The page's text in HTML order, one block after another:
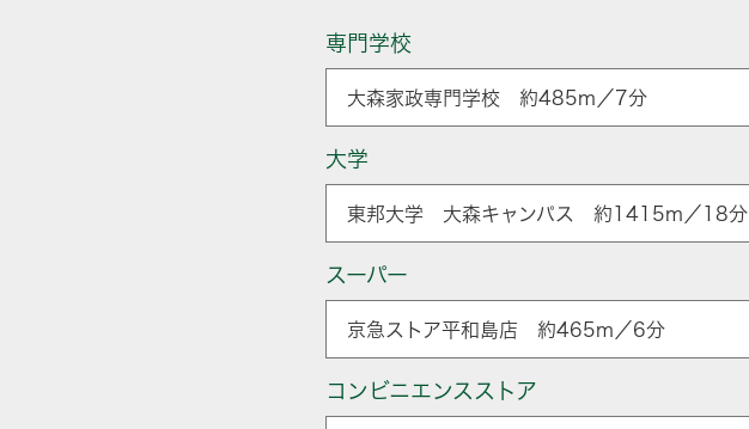
専門学校
大森家政専門学校 約485m／7分
大学
東邦大学 大森キャンパス 約1415m／18分
スーパー
京急ストア平和島店 約465m／6分
コンビニエンスストア